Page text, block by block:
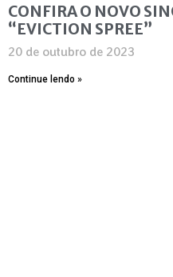
CONFIRA O NOVO
“EVICTION SPREE”
20 de outubro de 2023
Continue lendo »